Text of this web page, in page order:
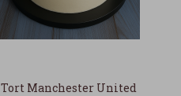
Tort Manchester United